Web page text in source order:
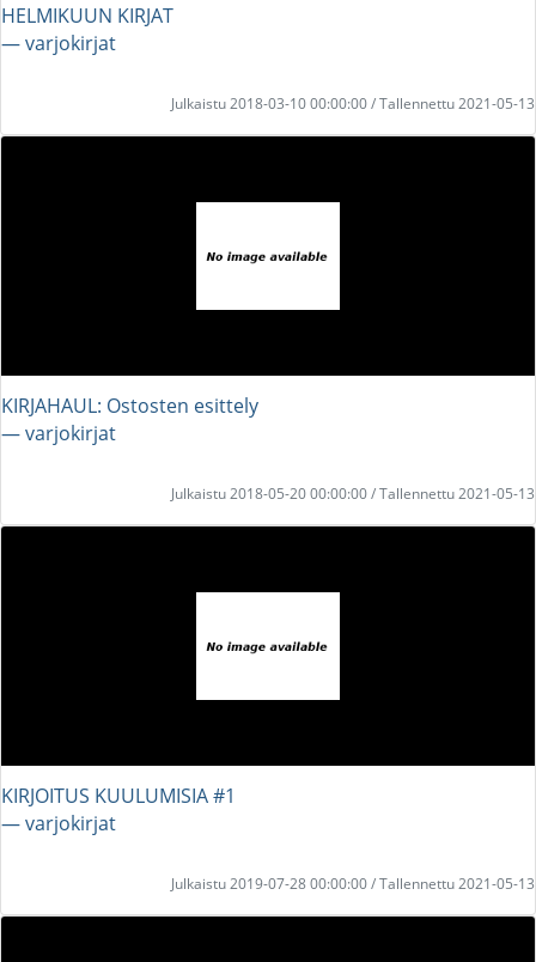
HELMIKUUN KIRJAT
― varjokirjat
Julkaistu 2018-03-10 00:00:00 / Tallennettu 2021-05-13
KIRJAHAUL: Ostosten esittely
― varjokirjat
Julkaistu 2018-05-20 00:00:00 / Tallennettu 2021-05-13
KIRJOITUS KUULUMISIA #1
― varjokirjat
Julkaistu 2019-07-28 00:00:00 / Tallennettu 2021-05-13